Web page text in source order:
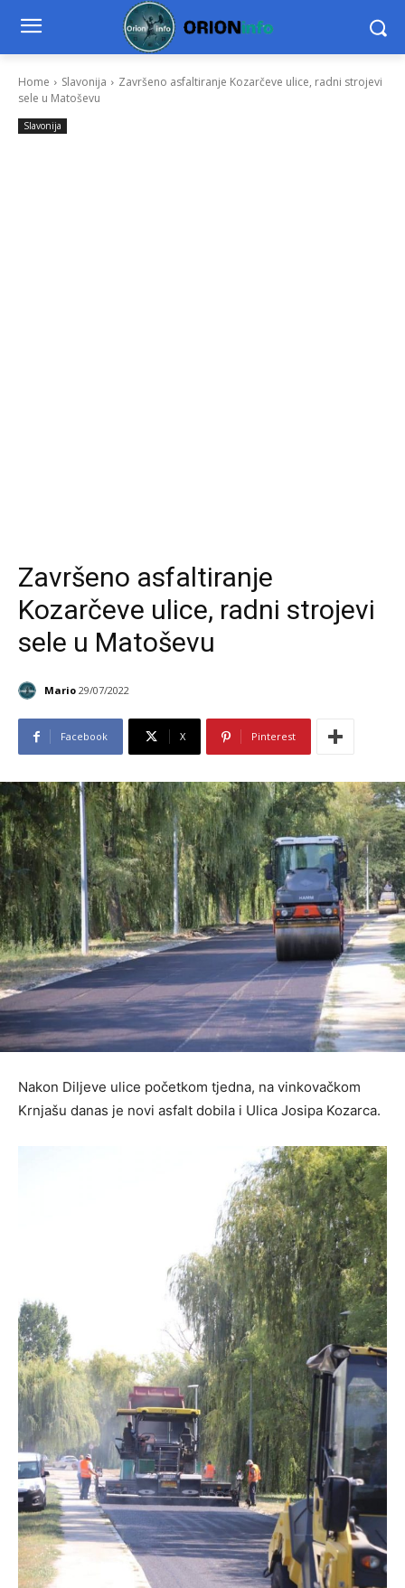
Home Slavonija
Završeno asfaltiranje Kozarčeve ulice, radni strojevi
sele u Matoševu
Slavonija
Završeno asfaltiranje
Kozarčeve ulice, radni strojevi
sele u Matoševu
Mario 29/07/2022
Facebook X Pinterest
Nakon Diljeve ulice početkom tjedna, na vinkovačkom
Krnjašu danas je novi asfalt dobila i Ulica Josipa Kozarca.